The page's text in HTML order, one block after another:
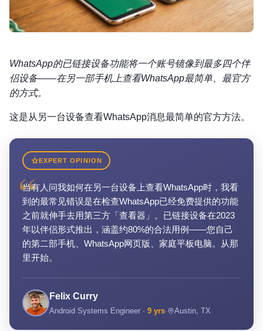
WhatsApp的已链接设备功能将一个账号镜像到最多四个伴
侣设备——在另一部手机上查看WhatsApp最简单、最官方
的方式。
这是从另一台设备查看WhatsApp消息最简单的官方方法。
EXPERT OPINION
“
当有人问我如何在另一台设备上查看WhatsApp时，我看
到的最常见错误是在检查WhatsApp已经免费提供的功能
之前就伸手去用第三方「查看器」。已链接设备在2023
年以伴侣形式推出，涵盖约80%的合法用例——您自己
的第二部手机、WhatsApp网页版、家庭平板电脑。从那
里开始。
Felix Curry
Android Systems Engineer · 9 yrs· Austin, TX